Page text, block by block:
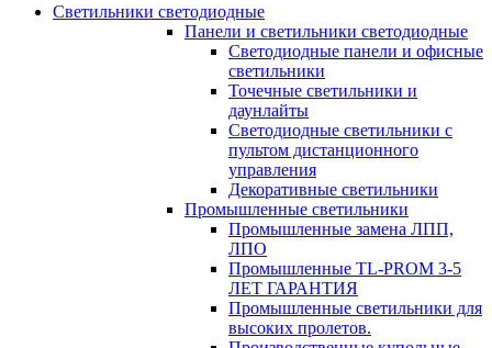
Светильники светодиодные
Панели и светильники светодиодные
Светодиодные панели и офисные
светильники
Точечные светильники и
даунлайты
Светодиодные светильники с
пультом дистанционного
управления
Декоративные светильники
Промышленные светильники
Промышленные замена ЛПП,
ЛПО
Промышленные TL-PROM 3-5
ЛЕТ ГАРАНТИЯ
Промышленные светильники для
высоких пролетов.